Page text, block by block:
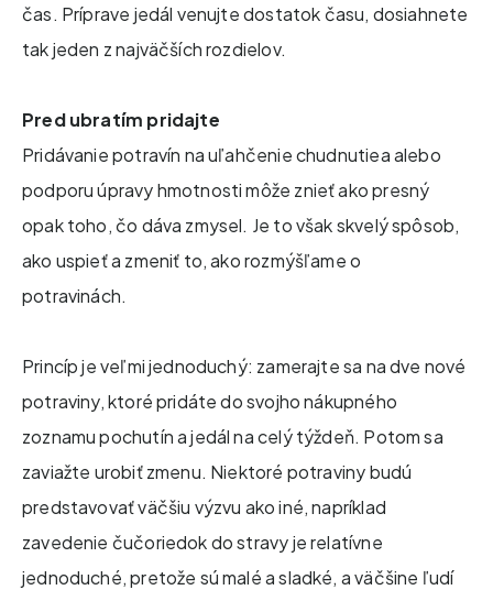
čas. Príprave jedál venujte dostatok času, dosiahnete
tak jeden z najväčších rozdielov.
Pred ubratím pridajte
Pridávanie potravín na uľahčenie chudnutiea alebo
podporu úpravy hmotnosti môže znieť ako presný
opak toho, čo dáva zmysel. Je to však skvelý spôsob,
ako uspieť a zmeniť to, ako rozmýšľame o
potravinách.
Princíp je veľmi jednoduchý: zamerajte sa na dve nové
potraviny, ktoré pridáte do svojho nákupného
zoznamu pochutín a jedál na celý týždeň. Potom sa
zaviažte urobiť zmenu. Niektoré potraviny budú
predstavovať väčšiu výzvu ako iné, napríklad
zavedenie čučoriedok do stravy je relatívne
jednoduché, pretože sú malé a sladké, a väčšine ľudí